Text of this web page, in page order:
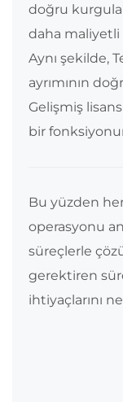
doğru
daha maliyetli
Aynı şekilde,
ayrımının
Gelişmiş
bir
Bu yüzden
operasyonu
süreçlerle
gerektiren
ihtiyaçlarını